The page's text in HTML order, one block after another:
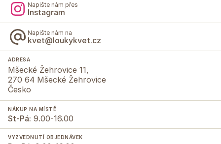
Napište nám přes
Instagram
Napište nám na
kvet@loukykvet.cz
ADRESA
Mšecké Žehrovice 11,
270 64 Mšecké Žehrovice
Česko
NÁKUP NA MÍSTĚ
St-Pá: 9.00-16.00
VYZVEDNUTÍ OBJEDNÁVEK